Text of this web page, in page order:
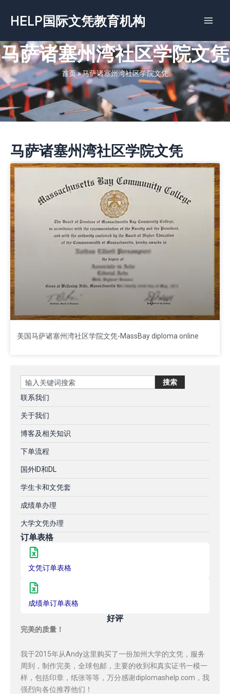
容
HELP国际文凭教育机构
马萨诸塞州湾社区学院文凭
首页»马萨诸塞州湾社区学院文凭
马萨诸塞州湾社区学院文凭
美国马萨诸塞州湾社区学院文凭-MassBay diploma online
Search 搜索
联系我们
关于我们
博客及相关知识
下单流程
国外ID和DL
学生卡和文凭套
成绩单办理
大学文凭办理
订单表格
文凭订单表格
成绩单订单表格
好评
完美的质量！
我于2015年从Andy这里购买了一份加州大学的文凭，服务
周到，制作完美，全球包邮，主要的收到和真实证书一模一
样，包括印章，纸张等等，万分感谢diplomashelp.com，我
强烈向各位推荐他们！